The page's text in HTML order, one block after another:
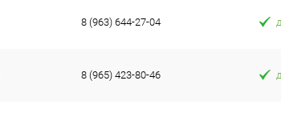
8 (963) 644-27-04
8 (965) 423-80-46